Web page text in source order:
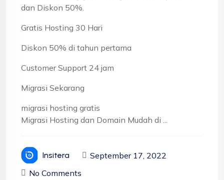
dan Diskon 50%.
Gratis Hosting 30 Hari
Diskon 50% di tahun pertama
Customer Support 24 jam
Migrasi Sekarang
migrasi hosting gratis
Migrasi Hosting dan Domain Mudah di ...
Insitera
September 17, 2022
No Comments